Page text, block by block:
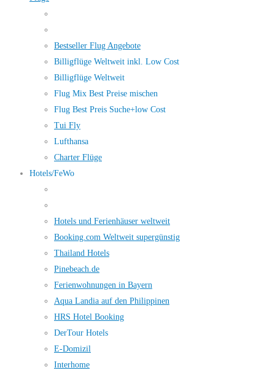
Bestseller Flug Angebote
Billigflüge Weltweit inkl. Low Cost
Billigflüge Weltweit
Flug Mix Best Preise mischen
Flug Best Preis Suche+low Cost
Tui Fly
Lufthansa
Charter Flüge
Hotels/FeWo
Hotels und Ferienhäuser weltweit
Booking.com Weltweit supergünstig
Thailand Hotels
Pinebeach.de
Ferienwohnungen in Bayern
Aqua Landia auf den Philippinen
HRS Hotel Booking
DerTour Hotels
E-Domizil
Interhome